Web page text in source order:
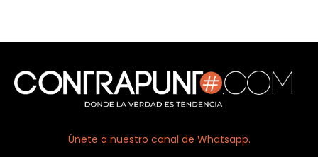
Únete a nuestro canal de Whatsapp.